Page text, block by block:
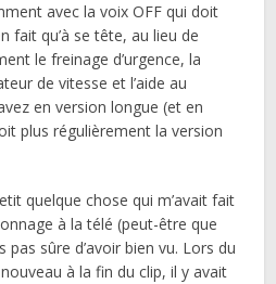
avec la voix OFF qui doit
fait qu’à se tête, au lieu de
le freinage d’urgence, la
de vitesse et l’aide au
en version longue (et en
plus régulièrement la version
quelque chose qui m’avait fait
à la télé (peut-être que
pas sûre d’avoir bien vu. Lors du
à la fin du clip, il y avait